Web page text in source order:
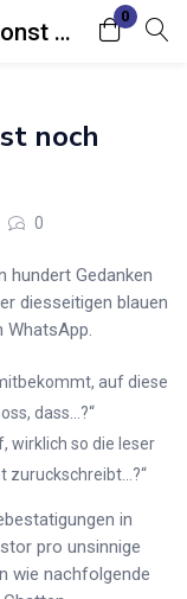
Die Informations Du sonst noch anmerken musst
0
Lost password?
noch
0
hundert Gedanken
diesseitigen blauen
WhatsApp.
auf diese
dass…?“
wirklich so die leser
zuruckschreibt…?“
in
pro unsinnige
wie nachfolgende